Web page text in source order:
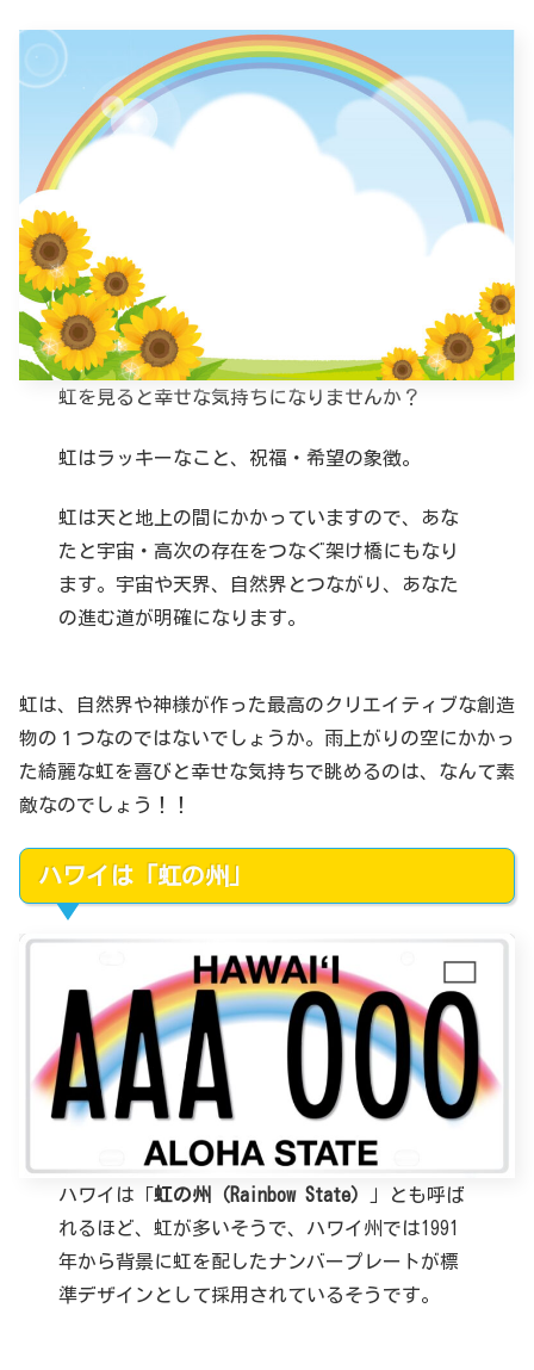
虹を見ると幸せな気持ちになりませんか？
虹はラッキーなこと、祝福・希望の象徴。
虹は天と地上の間にかかっていますので、あな
たと宇宙・高次の存在をつなぐ架け橋にもなり
ます。宇宙や天界、自然界とつながり、あなた
の進む道が明確になります。
虹は、自然界や神様が作った最高のクリエイティブな創造
物の１つなのではないでしょうか。雨上がりの空にかかっ
た綺麗な虹を喜びと幸せな気持ちで眺めるのは、なんて素
敵なのでしょう！！
ハワイは「虹の州」
ハワイは「虹の州（Rainbow State）
」とも呼ば
れるほど、虹が多いそうで、ハワイ州では1991
年から背景に虹を配したナンバープレートが標
準デザインとして採用されているそうです。